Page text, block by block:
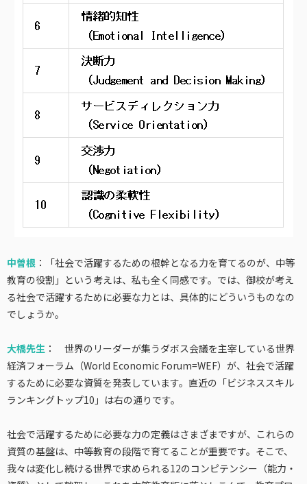
中曽根 ：「社会で活躍するための根幹となる力を育てるのが、中等
教育の役割」という考えは、私も全く同感です。では、御校が考え
る社会で活躍するために必要な力とは、具体的にどういうものなの
でしょうか。
大橋先生 ： 世界のリーダーが集うダボス会議を主宰している世界
経済フォーラム（World Economic Forum=WEF）が、社会で活躍
するために必要な資質を発表しています。直近の「ビジネススキル
ランキングトップ10 」 は右の通りです。
社会で活躍するために必要な力の定義はさまざまですが、これらの
資質の基盤は、中等教育の段階で育てることが重要です。そこで、
我々は変化し続ける世界で求められる12のコンピテンシー（能力・